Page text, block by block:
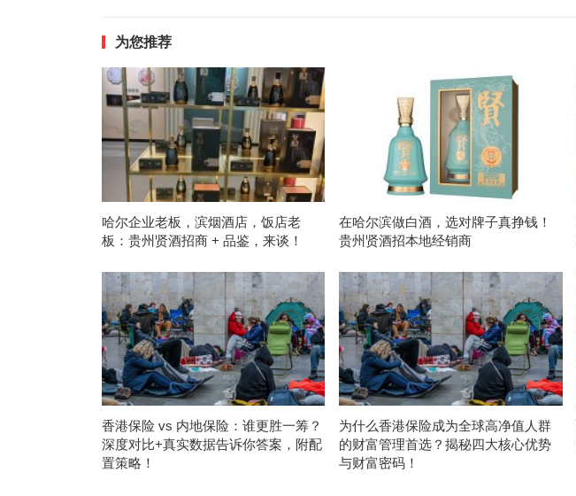
为您推荐
哈尔企业老板，滨烟酒店，饭店老
板：贵州贤酒招商 + 品鉴，来谈！
在哈尔滨做白酒，选对牌子真挣钱！
贵州贤酒招本地经销商
香港保险 vs 内地保险：谁更胜一筹？
深度对比+真实数据告诉你答案，附配
置策略！
为什么香港保险成为全球高净值人群
的财富管理首选？揭秘四大核心优势
与财富密码！